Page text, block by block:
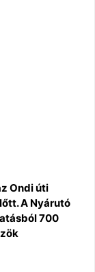
Ondi úti
A Nyárutó
700